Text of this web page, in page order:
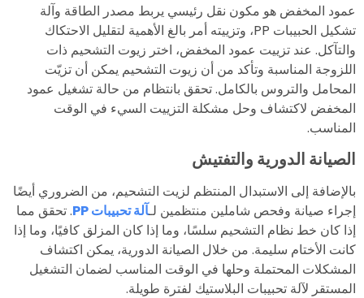
عمود المخفض هو مكون نقل رئيسي يربط مصدر الطاقة وآلة
تشكيل الحبيبات PP، وتزييته أمر بالغ الأهمية لتقليل الاحتكاك
والتآكل. عند تزييت عمود المخفض، اختر زيوت التشحيم ذات
اللزوجة المناسبة وتأكد من أن زيوت التشحيم يمكن أن تزيّت
المحامل والتروس بالكامل. تحقق بانتظام من حالة تشغيل عمود
المخفض لاكتشاف وحل مشكلة التزييت السيء في الوقت
المناسب.
الصيانة الدورية والتفتيش
بالإضافة إلى الاستبدال المنتظم لزيت التشحيم، من الضروري أيضًا
إجراء صيانة وفحص شاملين منتظمين لـآلة تحبيبات PP
. تحقق مما
إذا كان خط نظام التشحيم سلسًا، وما إذا كان المزلق كافيًا، وما إذا
كانت الأختام سليمة. من خلال الصيانة الدورية، يمكن اكتشاف
المشكلات المحتملة وحلها في الوقت المناسب لضمان التشغيل
المستقر لآلة تحبيبات البلاستيك لفترة طويلة.